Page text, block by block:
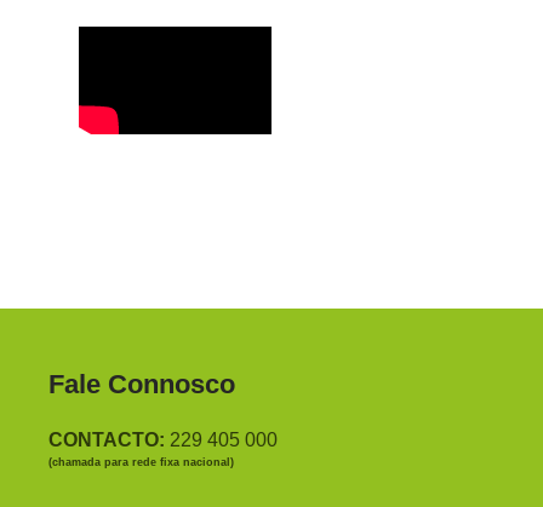
Fale Connosco
CONTACTO: 229 405 000
(chamada para rede fixa nacional)